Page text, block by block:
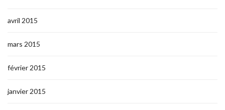
avril 2015
mars 2015
février 2015
janvier 2015